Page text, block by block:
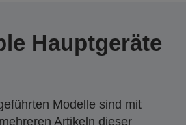
Hauptgeräte
Modelle sind mit
Artikeln dieser